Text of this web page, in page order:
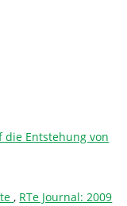
Entstehung von
, RTe Journal: 2009